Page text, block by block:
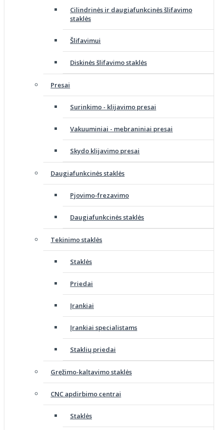
Cilindrinės ir daugiafunkcinės šlifavimo
staklės
Šlifavimui
Diskinės šlifavimo staklės
Presai
Surinkimo - klijavimo presai
Vakuuminiai - mebraniniai presai
Skydo klijavimo presai
Daugiafunkcinės staklės
Pjovimo-frezavimo
Daugiafunkcinės staklės
Tekinimo staklės
Staklės
Priedai
Įrankiai
Įrankiai specialistams
Staklių priedai
Gręžimo-kaltavimo staklės
CNC apdirbimo centrai
Staklės